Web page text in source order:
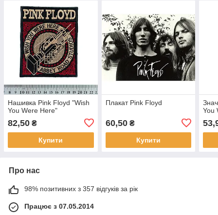
Нашивка Pink Floyd "Wish
You Were Here"
82,50 ₴
Купити
Плакат Pink Floyd
60,50₴
Купити
You
Про нас
98% позитивних з 357 відгуків за рік
Працює з 07.05.2014